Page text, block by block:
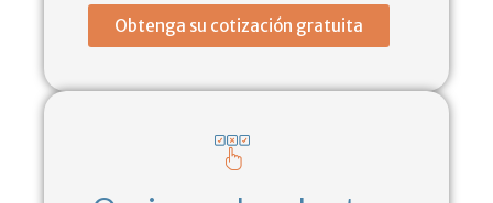
Obtenga su cotización gratuita